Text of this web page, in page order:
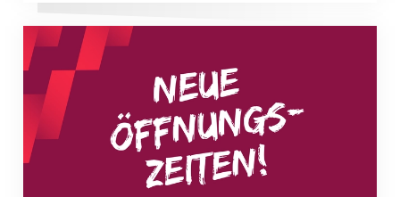
Neue Empfangszeiten ab 1. August 2026